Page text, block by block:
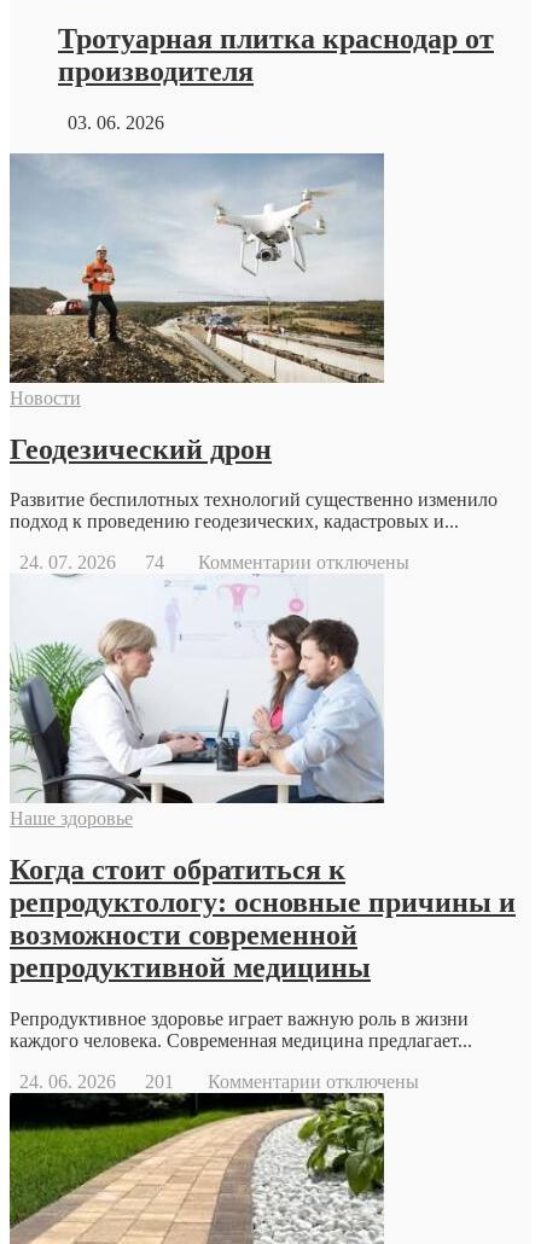
Тротуарная плитка краснодар от
производителя
03. 06. 2026
Новости
Геодезический дрон
Развитие беспилотных технологий существенно изменило
подход к проведению геодезических, кадастровых и...
24. 07. 2026
74 Комментарии к
дрон
отключены
Наше здоровье
Когда стоит обратиться к
репродуктологу: основные причины и
возможности современной
репродуктивной медицины
Репродуктивное здоровье играет важную роль в жизни
каждого человека. Современная медицина предлагает...
24. 06. 2026
201 Комментарии к
записи
Когда
стоит
обратиться
к
репродуктологу:
основные
отключены